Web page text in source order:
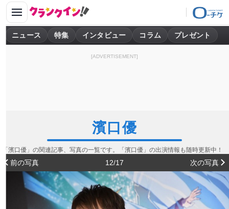
ニュース 特集 インタビュー コラム プレゼント
[ADVERTISEMENT]
濱口優
「濱口優」の関連記事、写真の一覧です。「濱口優」の出演情報も随時更新中！
前の写真 12/17 次の写真